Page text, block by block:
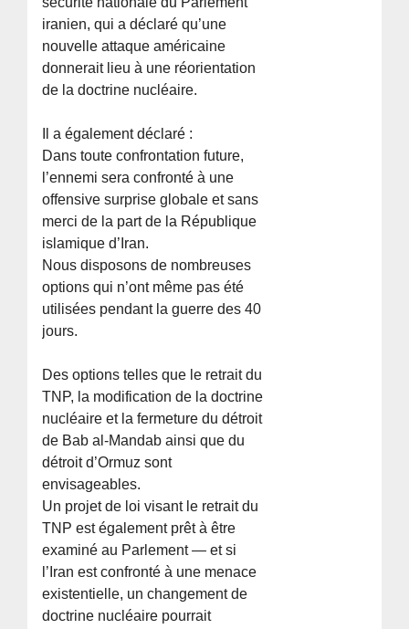
iranien, qui a déclaré qu’une
nouvelle attaque américaine
donnerait lieu à une réorientation
de la doctrine nucléaire.
Il a également déclaré :
Dans toute confrontation future,
l’ennemi sera confronté à une
offensive surprise globale et sans
merci de la part de la République
islamique d’Iran.
Nous disposons de nombreuses
options qui n’ont même pas été
utilisées pendant la guerre des 40
jours.
Des options telles que le retrait du
TNP, la modification de la doctrine
nucléaire et la fermeture du détroit
de Bab al-Mandab ainsi que du
détroit d’Ormuz sont
envisageables.
Un projet de loi visant le retrait du
TNP est également prêt à être
examiné au Parlement — et si
l’Iran est confronté à une menace
existentielle, un changement de
doctrine nucléaire pourrait